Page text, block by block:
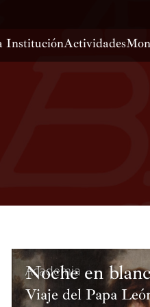
InstituciónActividades
Academia
Noche en
Viaje del Papa